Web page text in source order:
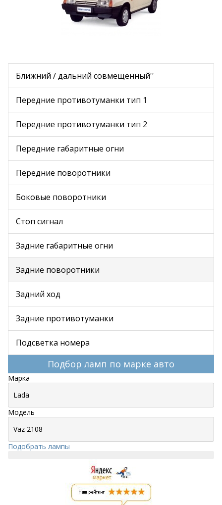
Ближний / дальний совмещенный''
Передние противотуманки тип 1
Передние противотуманки тип 2
Передние габаритные огни
Передние поворотники
Боковые поворотники
Стоп сигнал
Задние габаритные огни
Задние поворотники
Задний ход
Задние противотуманки
Подсветка номера
Подбор ламп по марке авто
Марка
Модель
Подобрать лампы